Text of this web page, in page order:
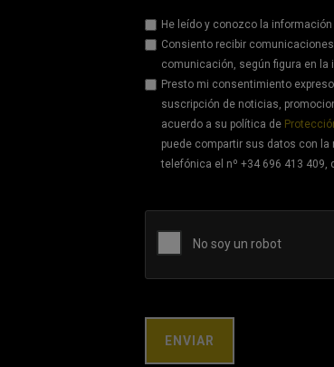
He leído y conozco la
Consiento recibir
comunicación, según figura en
Presto mi consentimiento
suscripción de noticias,
acuerdo a su política de
puede compartir sus datos con la
telefónica el nº +34 696 413